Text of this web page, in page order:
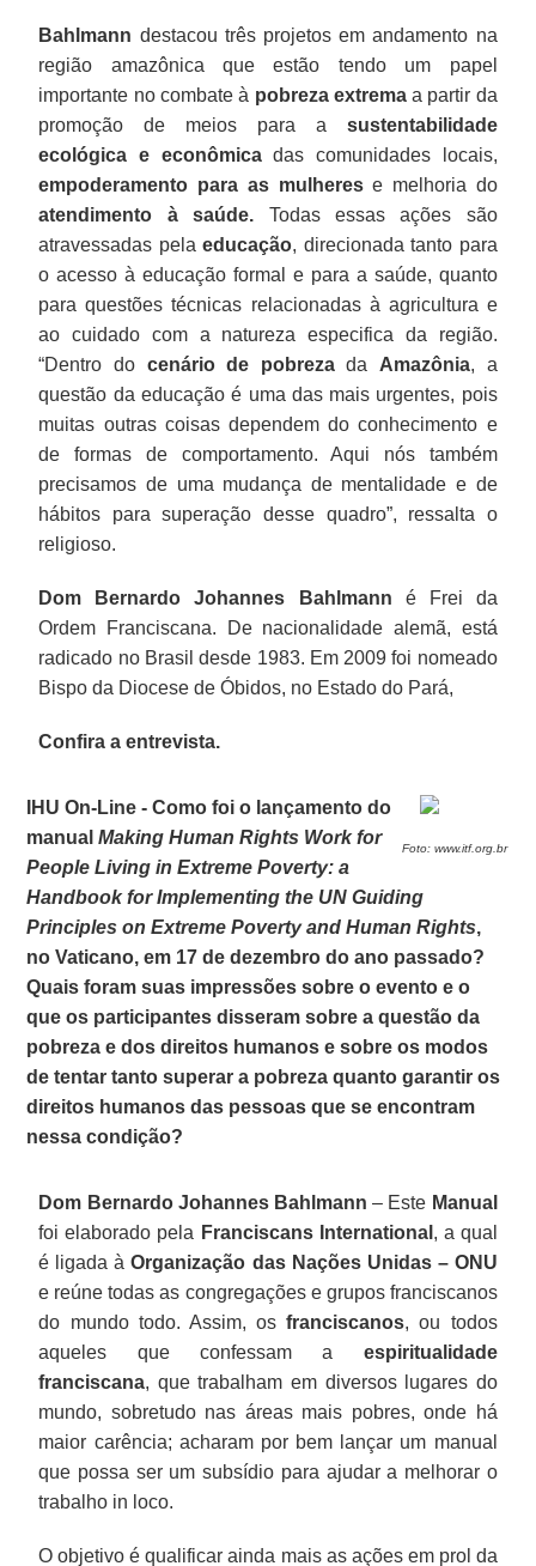
Bahlmann destacou três projetos em andamento na
região amazônica que estão tendo um papel
importante no combate à pobreza extremaa partir da
promoção de meios para a sustentabilidade
ecológica e econômicadas comunidades locais,
empoderamento para as mulherese melhoria do
atendimento à saúde. Todas essas ações são
atravessadas pelaeducação, direcionada tanto para
o acesso à educação formal e para a saúde, quanto
para questões técnicas relacionadas à agricultura e
ao cuidado com a natureza especifica da região.
“Dentro do cenário de pobrezada Amazônia, a
questão da educação é uma das mais urgentes, pois
muitas outras coisas dependem do conhecimento e
de formas de comportamento. Aqui nós também
precisamos de uma mudança de mentalidade e de
hábitos para superação desse quadro”, ressalta o
religioso.
Dom Bernardo Johannes Bahlmann é Frei da
Ordem Franciscana. De nacionalidade alemã, está
radicado no Brasil desde 1983. Em 2009 foi nomeado
Bispo da Diocese de Óbidos, no Estado do Pará,
Confira a entrevista.
Foto: www.itf.org.br
IHU On-Line - Como foi o lançamento do
manualMaking Human Rights Work for
People Living in Extreme Poverty: a
Handbook for Implementing the UN Guiding
Principles on Extreme Poverty and Human Rights,
no Vaticano, em 17 de dezembro do ano passado?
Quais foram suas impressões sobre o evento e o
que os participantes disseram sobre a questão da
pobreza e dos direitos humanos e sobre os modos
de tentar tanto superar a pobreza quanto garantir os
direitos humanos das pessoas que se encontram
nessa condição?
Dom Bernardo Johannes Bahlmann – Este Manual
foi elaborado pela Franciscans International , a qual
é ligada àOrganização das Nações Unidas – ONU
e reúne todas as congregações e grupos franciscanos
do mundo todo. Assim, osfranciscanos, ou todos
aqueles que confessam a espiritualidade
franciscana, que trabalham em diversos lugares do
mundo, sobretudo nas áreas mais pobres, onde há
maior carência; acharam por bem lançar um manual
que possa ser um subsídio para ajudar a melhorar o
trabalho in loco.
O objetivo é qualificar ainda mais as ações em prol da